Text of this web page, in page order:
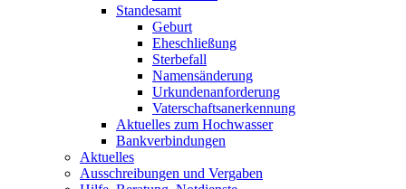
Standesamt
Geburt
Eheschließung
Sterbefall
Namensänderung
Urkundenanforderung
Vaterschaftsanerkennung
Aktuelles zum Hochwasser
Bankverbindungen
Aktuelles
Ausschreibungen und Vergaben